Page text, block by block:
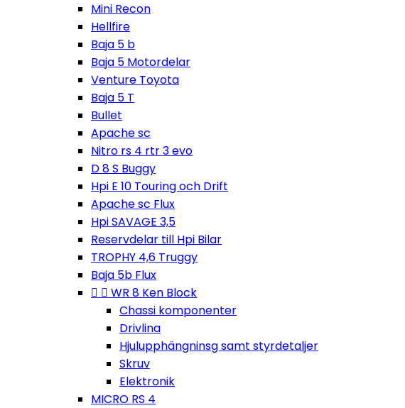
Mini Recon
Hellfire
Baja 5 b
Baja 5 Motordelar
Venture Toyota
Baja 5 T
Bullet
Apache sc
Nitro rs 4 rtr 3 evo
D 8 S Buggy
Hpi E 10 Touring och Drift
Apache sc Flux
Hpi SAVAGE 3,5
Reservdelar till Hpi Bilar
TROPHY 4,6 Truggy
Baja 5b Flux
  WR 8 Ken Block
Chassi komponenter
Drivlina
Hjulupphängninsg samt styrdetaljer
Skruv
Elektronik
MICRO RS 4